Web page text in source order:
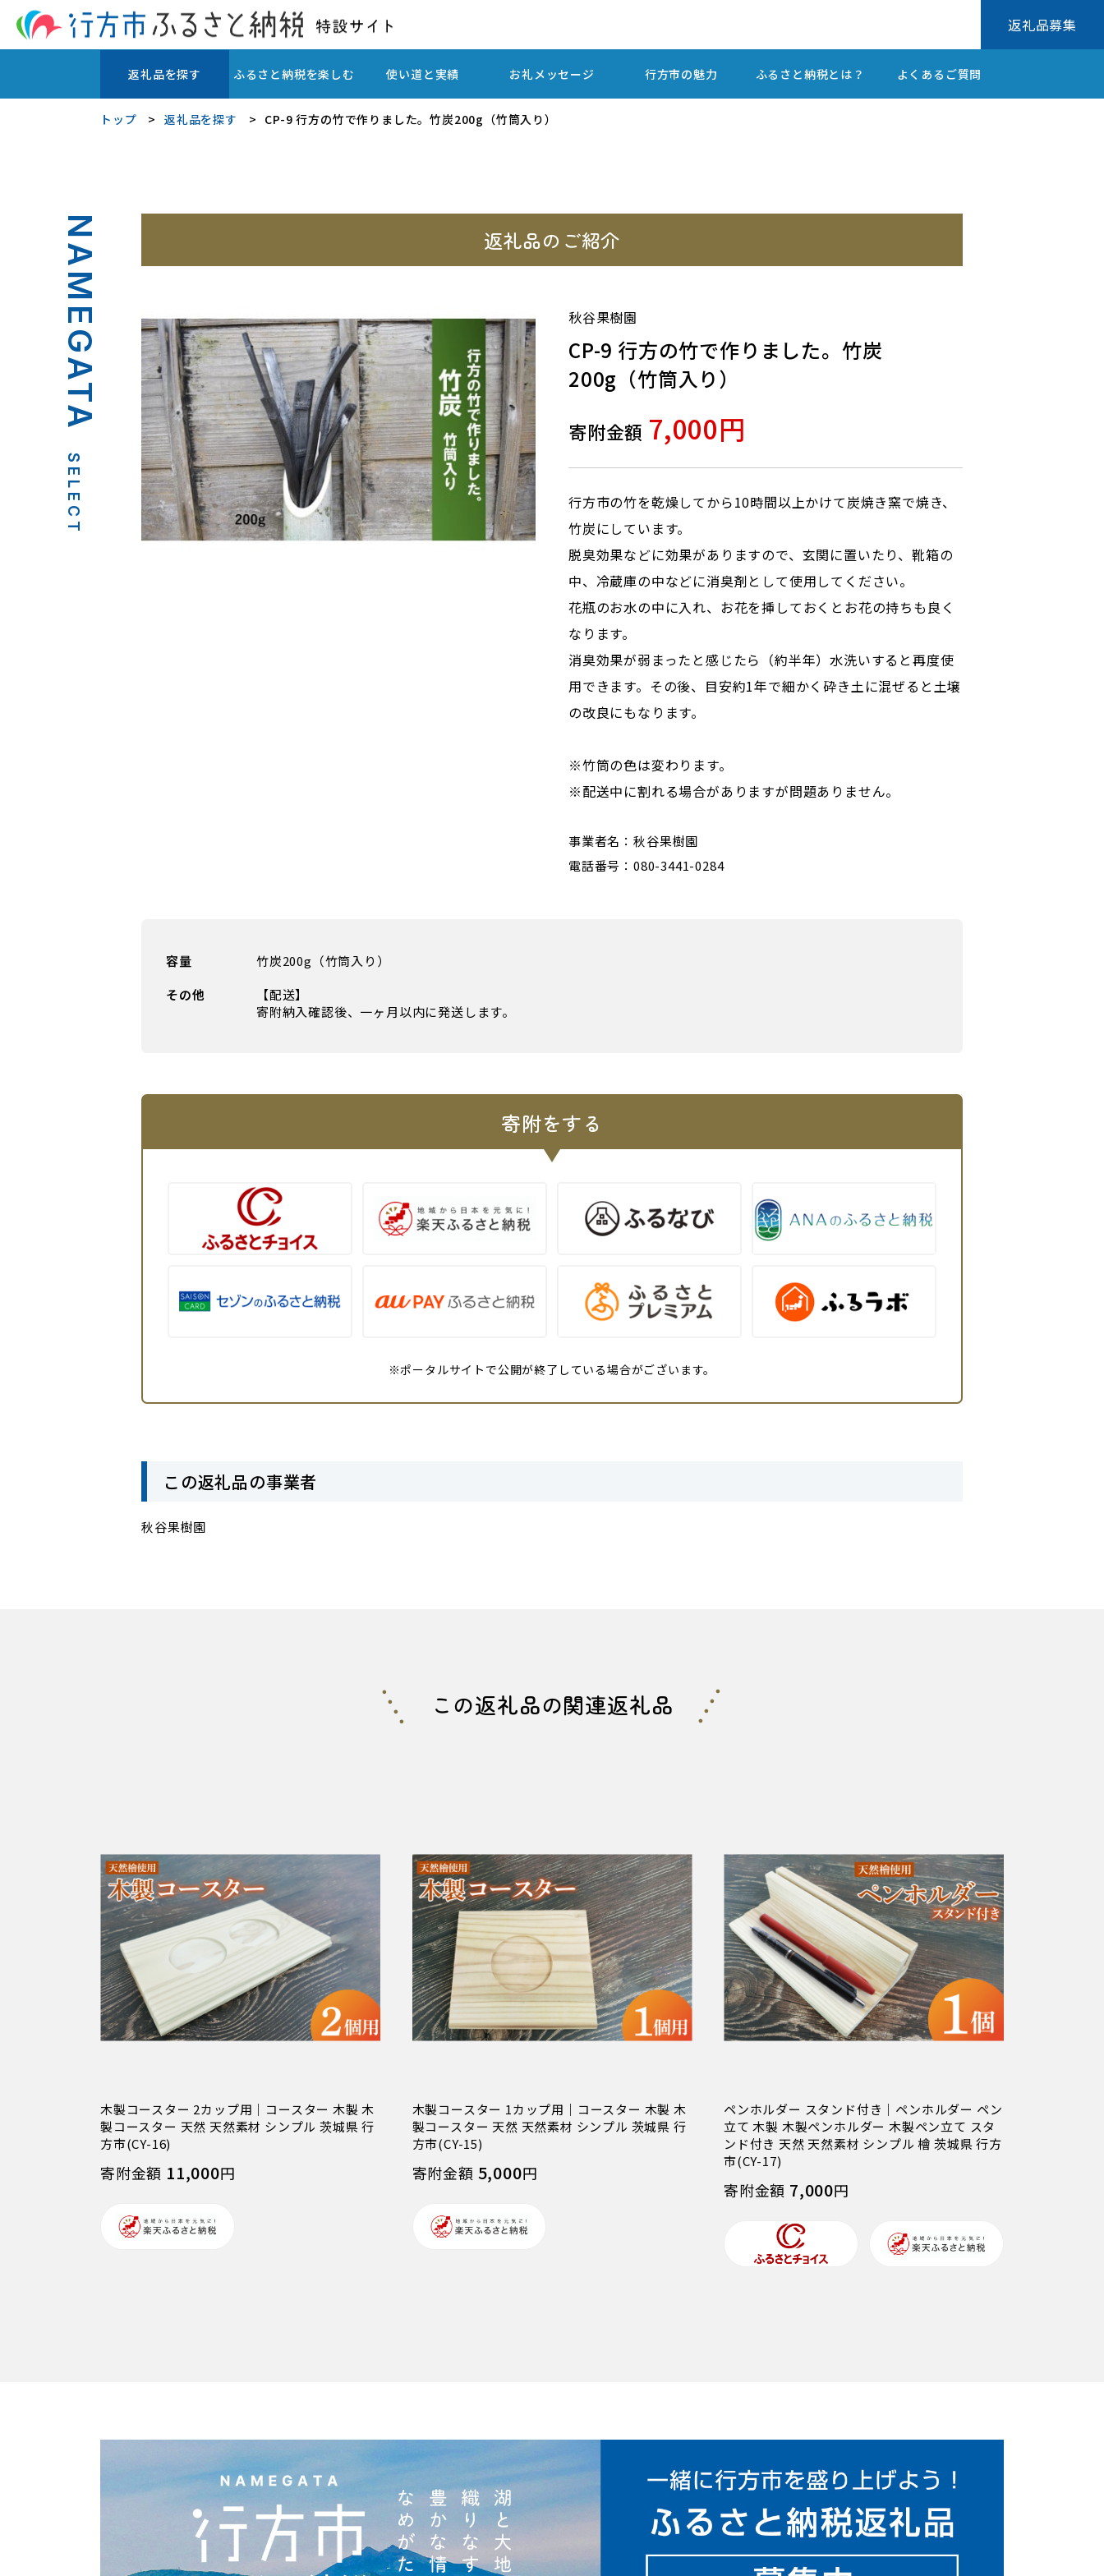
返礼品募集
返礼品を探す ふるさと納税を楽しむ 使い道と実績 お礼メッセージ 行方市の魅力 ふるさと納税とは？ よくあるご質問
トップ 返礼品を探す CP-9 行方の竹で作りました。竹炭200g（竹筒入り）
NAMEGATA
SELECT
返礼品のご紹介
秋谷果樹園
CP-9 行方の竹で作りました。竹炭
200g（竹筒入り）
寄附金額 7,000円
行方市の竹を乾燥してから10時間以上かけて炭焼き窯で焼き、
竹炭にしています。
脱臭効果などに効果がありますので、玄関に置いたり、靴箱の
中、冷蔵庫の中などに消臭剤として使用してください。
花瓶のお水の中に入れ、お花を挿しておくとお花の持ちも良く
なります。
消臭効果が弱まったと感じたら（約半年）水洗いすると再度使
用できます。その後、目安約1年で細かく砕き土に混ぜると土壌
の改良にもなります。
※竹筒の色は変わります。
※配送中に割れる場合がありますが問題ありません。
事業者名：秋谷果樹園
電話番号：080-3441-0284
容量
竹炭200g（竹筒入り）
その他
【配送】
寄附納入確認後、一ヶ月以内に発送します。
寄附をする
※ポータルサイトで公開が終了している場合がございます。
この返礼品の事業者
秋谷果樹園
この返礼品の関連返礼品
木製コースター 2カップ用｜コースター 木製 木
製コースター 天然 天然素材 シンプル 茨城県 行
方市(CY-16)
寄附金額 11,000円
木製コースター 1カップ用｜コースター 木製 木
製コースター 天然 天然素材 シンプル 茨城県 行
方市(CY-15)
寄附金額 5,000円
ペンホルダー スタンド付き｜ペンホルダー ペン
立て 木製 木製ペンホルダー 木製ペン立て スタ
ンド付き 天然 天然素材 シンプル 檜 茨城県 行方
市(CY-17)
寄附金額 7,000円